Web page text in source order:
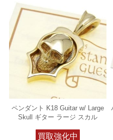
ペンダント K18 Guitar w/ Large
Skull ギター ラージ スカル
買取強化中